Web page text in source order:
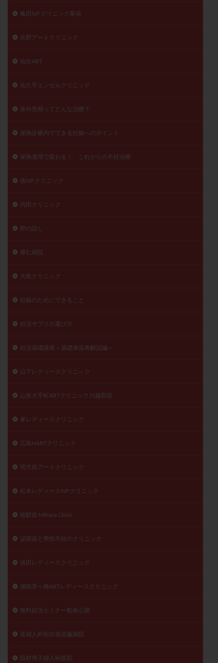
亀田IVFクリニック幕張
京野アートクリニック
仙台ART
佐久平エンゼルクリニック
体外受精ってどんな治療？
保険診療内でできる妊娠へのポイント
保険適用で変わる！ これからの不妊治療
俵IVFクリニック
内田クリニック
卵の話し
厚仁病院
大島クリニック
妊娠のためにできること
妊活サプリの選び方
妊活基礎講座＜基礎体温表解説編＞
山下レディースクリニック
山形大手町ARTクリニック川越医院
峯レディースクリニック
広島HARTクリニック
明大前アートクリニック
松本レディースIVFクリニック
桂駅前 Mihara Clinic
泌尿器と男性不妊のクリニック
浅田レディースクリニック
湘南茅ヶ崎ARTレディースクリニック
無料妊活セミナー動画公開
産婦人科舘出張佐藤病院
田村秀子婦人科医院